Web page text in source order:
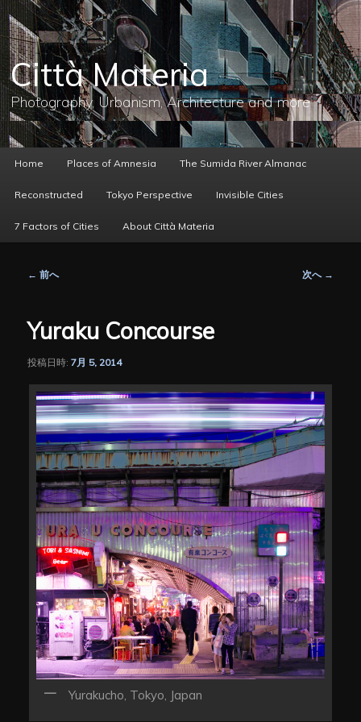
メ
イ
ン
コ
ン
テ
ン
へ
移
動
Città Materia
Photography, Urbanism, Architecture and more
ー
Home Places of Amnesia The Sumida River Almanac
Reconstructed Tokyo Perspective Invisible Cities
7 Factors of Cities About Città Materia
ビ
ゲ
シ
ン
← 前へ 次へ →
Yuraku Concourse
投稿日時:7月 5, 2014
Yurakucho, Tokyo, Japan